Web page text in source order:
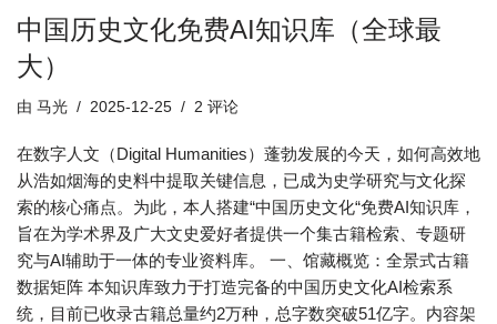
中国历史文化免费AI知识库（全球最
大）
由 马光 2025-12-25 2 评论
在数字人文（Digital Humanities）蓬勃发展的今天，如何高效地
从浩如烟海的史料中提取关键信息，已成为史学研究与文化探
索的核心痛点。为此，本人搭建“中国历史文化“免费AI知识库，
旨在为学术界及广大文史爱好者提供一个集古籍检索、专题研
究与AI辅助于一体的专业资料库。 一、馆藏概览：全景式古籍
数据矩阵 本知识库致力于打造完备的中国历史文化AI检索系
统，目前已收录古籍总量约2万种，总字数突破51亿字。内容架